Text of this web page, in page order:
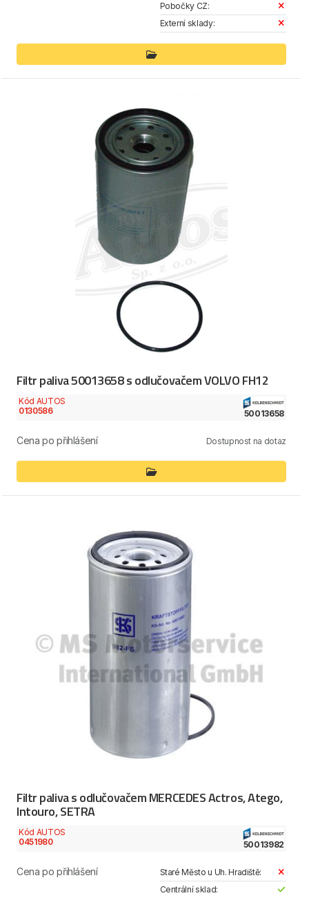
Pobočky CZ:
Externí sklady:
Filtr paliva 50013658 s odlučovačem VOLVO FH12
Kód AUTOS
0130586
50013658
Cena po přihlášení Dostupnost na dotaz
Filtr paliva s odlučovačem MERCEDES Actros, Atego,
Intouro, SETRA
Kód AUTOS
0451980
50013982
Cena po přihlášení
Staré Město u Uh. Hradiště:
Centrální sklad: